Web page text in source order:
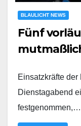
BLAULICHT NEWS
Fünf
Einsatzkräfte
Dienstagabend
festgenommen,…